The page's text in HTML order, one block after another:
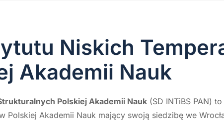
Niskich
Akademii Nauk
Polskiej Akademii Nauk (SD INTiBS PAN) to
Akademii Nauk mający swoją siedzibę we